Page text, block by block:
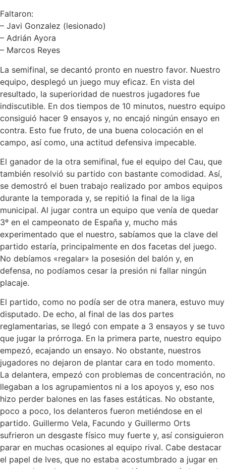
Faltaron:
– Javi Gonzalez (lesionado)
– Adrián Ayora
– Marcos Reyes
La semifinal, se decantó pronto en nuestro favor. Nuestro
equipo, desplegó un juego muy eficaz. En vista del
resultado, la superioridad de nuestros jugadores fue
indiscutible. En dos tiempos de 10 minutos, nuestro equipo
consiguió hacer 9 ensayos y, no encajó ningún ensayo en
contra. Esto fue fruto, de una buena colocación en el
campo, así como, una actitud defensiva impecable.
El ganador de la otra semifinal, fue el equipo del Cau, que
también resolvió su partido con bastante comodidad. Así,
se demostró el buen trabajo realizado por ambos equipos
durante la temporada y, se repitió la final de la liga
municipal. Al jugar contra un equipo que venía de quedar
3º en el campeonato de España y, mucho más
experimentado que el nuestro, sabíamos que la clave del
partido estaría, principalmente en dos facetas del juego.
No debíamos «regalar» la posesión del balón y, en
defensa, no podíamos cesar la presión ni fallar ningún
placaje.
El partido, como no podía ser de otra manera, estuvo muy
disputado. De echo, al final de las dos partes
reglamentarias, se llegó con empate a 3 ensayos y se tuvo
que jugar la prórroga. En la primera parte, nuestro equipo
empezó, ecajando un ensayo. No obstante, nuestros
jugadores no dejaron de plantar cara en todo momento.
La delantera, empezó con problemas de concentración, no
llegaban a los agrupamientos ni a los apoyos y, eso nos
hizo perder balones en las fases estáticas. No obstante,
poco a poco, los delanteros fueron metiéndose en el
partido. Guillermo Vela, Facundo y Guillermo Orts
sufrieron un desgaste físico muy fuerte y, así consiguieron
parar en muchas ocasiones al equipo rival. Cabe destacar
el papel de Ives, que no estaba acostumbrado a jugar en